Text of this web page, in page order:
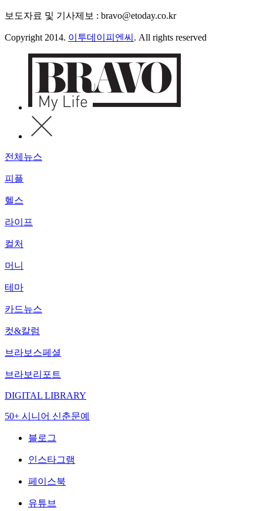
보도자료 및 기사제보 : bravo@etoday.co.kr
Copyright 2014. 이투데이피엔씨 . All rights reserved
전체뉴스
피플
헬스
라이프
컬처
머니
테마
카드뉴스
컷&칼럼
브라보스페셜
브라보리포트
DIGITAL LIBRARY
50+ 시니어 신춘문예
블로그
인스타그램
페이스북
유튜브